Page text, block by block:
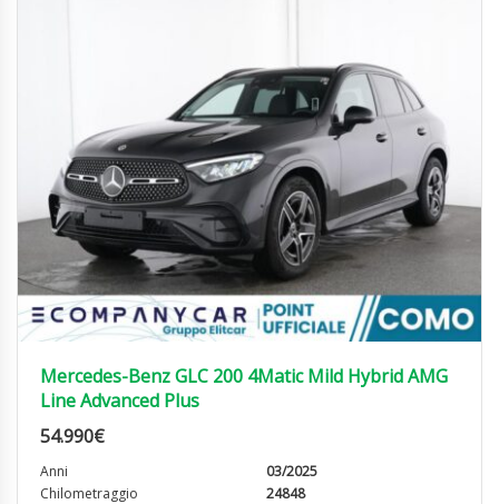
Mercedes-Benz GLC 200 4Matic Mild Hybrid AMG
Line Advanced Plus
54.990€
Anni
03/2025
Chilometraggio
24848